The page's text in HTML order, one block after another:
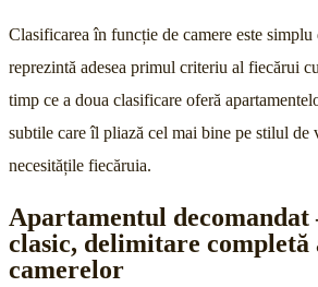
Clasificarea în funcție de camere este simplu
reprezintă adesea primul criteriu al fiecărui
timp ce a doua clasificare oferă
subtile care îl pliază cel mai bine pe stilul de
necesitățile fiecăruia.
Apartamentul decomandat
clasic, delimitare completă
camerelor